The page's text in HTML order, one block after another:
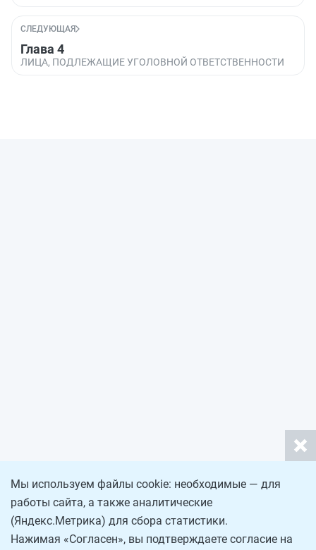
СЛЕДУЮЩАЯ
Глава 4
ЛИЦА, ПОДЛЕЖАЩИЕ УГОЛОВНОЙ ОТВЕТСТВЕННОСТИ
Мы используем файлы cookie: необходимые — для
работы сайта, а также аналитические
(Яндекс.Метрика) для сбора статистики.
Нажимая «Согласен», вы подтверждаете согласие на